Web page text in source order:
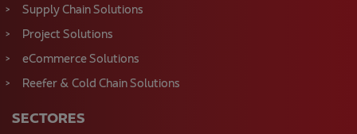
Supply Chain Solutions
Project Solutions
eCommerce Solutions
Reefer & Cold Chain Solutions
SECTORES